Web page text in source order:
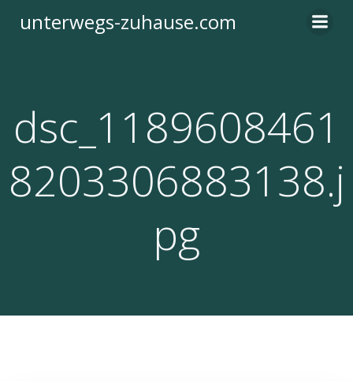
Inhalt
unterwegs-zuhause.com
dsc_1189608461
8203306883138.j
pg